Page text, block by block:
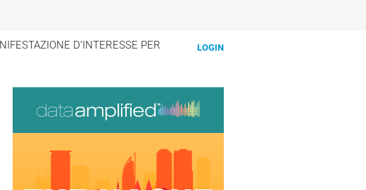
LOGIN
D’INTERESSE PER